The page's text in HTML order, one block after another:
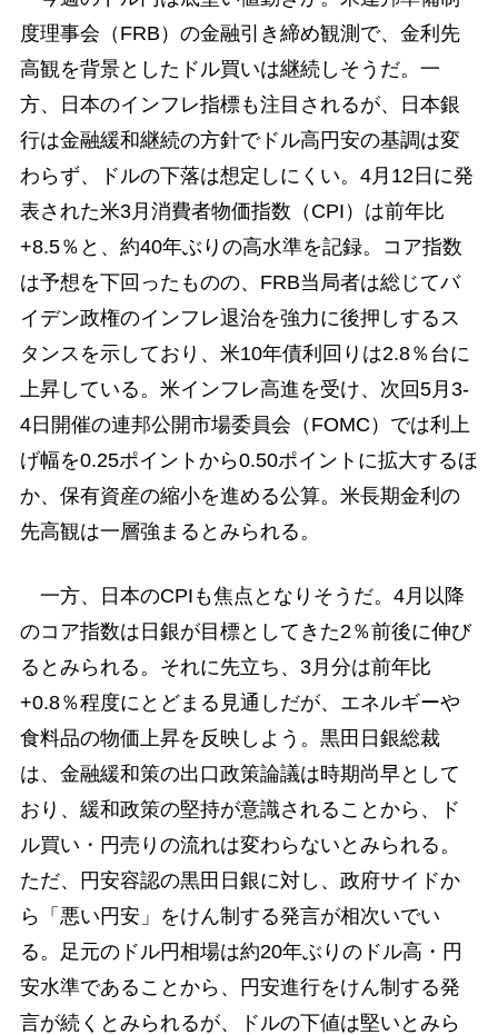
度理事会（FRB）の金融引き締め観測で、金利先
高観を背景としたドル買いは継続しそうだ。一
方、日本のインフレ指標も注目されるが、日本銀
行は金融緩和継続の方針でドル高円安の基調は変
わらず、ドルの下落は想定しにくい。4月12日に発
表された米3月消費者物価指数（CPI）は前年比
+8.5％と、約40年ぶりの高水準を記録。コア指数
は予想を下回ったものの、FRB当局者は総じてバ
イデン政権のインフレ退治を強力に後押しするス
タンスを示しており、米10年債利回りは2.8％台に
上昇している。米インフレ高進を受け、次回5月3-
4日開催の連邦公開市場委員会（FOMC）では利上
げ幅を0.25ポイントから0.50ポイントに拡大するほ
か、保有資産の縮小を進める公算。米長期金利の
先高観は一層強まるとみられる。
一方、日本のCPIも焦点となりそうだ。4月以降
のコア指数は日銀が目標としてきた2％前後に伸び
るとみられる。それに先立ち、3月分は前年比
+0.8％程度にとどまる見通しだが、エネルギーや
食料品の物価上昇を反映しよう。黒田日銀総裁
は、金融緩和策の出口政策論議は時期尚早として
おり、緩和政策の堅持が意識されることから、ド
ル買い・円売りの流れは変わらないとみられる。
ただ、円安容認の黒田日銀に対し、政府サイドか
ら「悪い円安」をけん制する発言が相次いでい
る。足元のドル円相場は約20年ぶりのドル高・円
安水準であることから、円安進行をけん制する発
言が続くとみられるが、ドルの下値は堅いとみら